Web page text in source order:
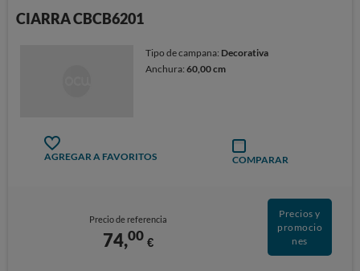
CIARRA CBCB6201
Tipo de campana: Decorativa
Anchura:60,00 cm
AGREGAR A FAVORITOS COMPARAR
Precio de referencia
74,00 €
Precios y
promocio
nes